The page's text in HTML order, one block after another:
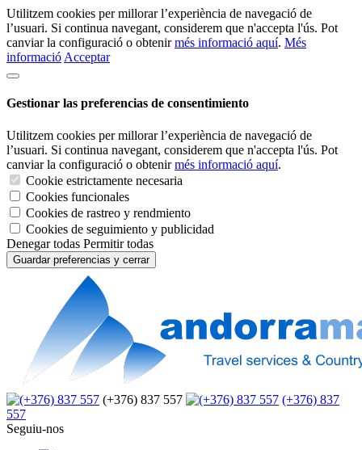
Utilitzem cookies per millorar l’experiència de navegació de
l’usuari. Si continua navegant, considerem que n'accepta l'ús. Pot
canviar la configuració o obtenirmés informació aquí. Més
informació Acceptar
Gestionar las preferencias de consentimiento
Utilitzem cookies per millorar l’experiència de navegació de
l’usuari. Si continua navegant, considerem que n'accepta l'ús. Pot
canviar la configuració o obtenirmés informació aquí.
Cookie estrictamente necesaria
Cookies funcionales
Cookies de rastreo y rendmiento
Cookies de seguimiento y publicidad
Denegar todas Permitir todas
Guardar preferencias y cerrar
(+376) 837 557
(+376) 837
557
Seguiu-nos